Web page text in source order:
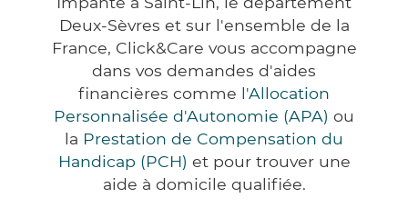
Deux-Sèvres et sur l'ensemble de la
France, Click&Care vous accompagne
dans vos demandes d'aides
financières comme l'Allocation
Personnalisée d'Autonomie (APA) ou
la Prestation de Compensation du
Handicap (PCH) et pour trouver une
aide à domicile qualifiée.